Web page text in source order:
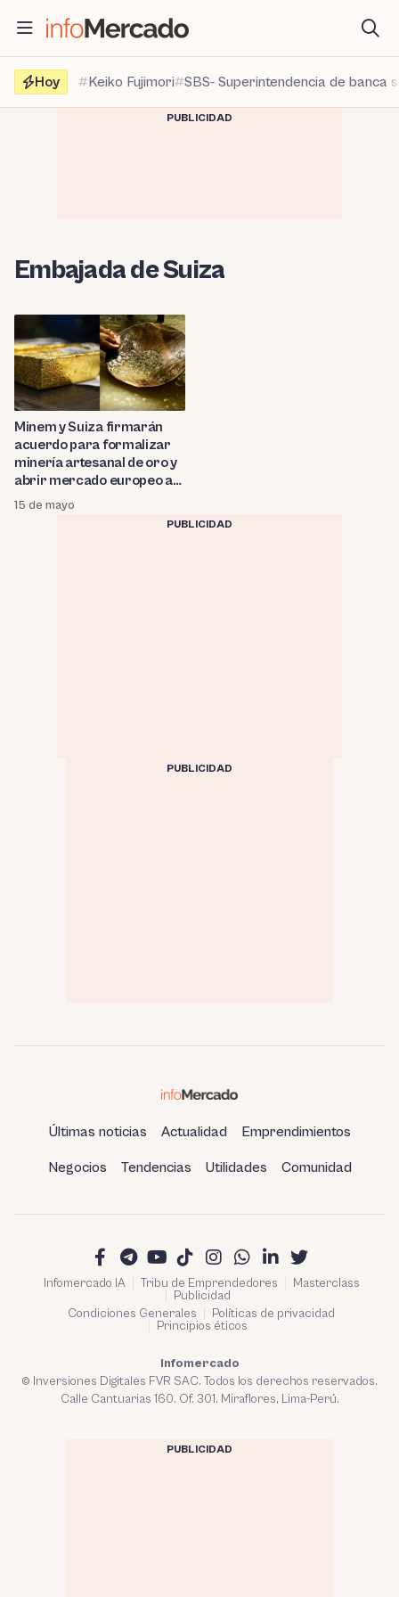
contenido
Hoy
Keiko Fujimori SBS- Superintendencia de banca
PUBLICIDAD
Embajada de Suiza
Minem y Suiza firmarán
acuerdo para formalizar
minería artesanal de oro y
abrir mercado europeo a
productores peruanos
15 de mayo
PUBLICIDAD
PUBLICIDAD
Últimas noticias Actualidad Emprendimientos
Negocios Tendencias Utilidades Comunidad
Infomercado IA Tribu de Emprendedores
Masterclass
Publicidad
Condiciones Generales
Políticas de privacidad
Principios éticos
Infomercado
© Inversiones Digitales FVR SAC. Todos los derechos reservados.
Calle Cantuarias 160. Of. 301. Miraflores, Lima-Perú.
PUBLICIDAD